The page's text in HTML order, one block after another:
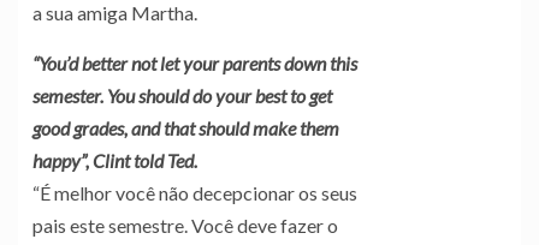
a sua amiga Martha.
“You’d better not let your parents down this
semester. You should do your best to get
good grades, and that should make them
happy”, Clint told Ted.
“É melhor você não decepcionar os seus
pais este semestre. Você deve fazer o